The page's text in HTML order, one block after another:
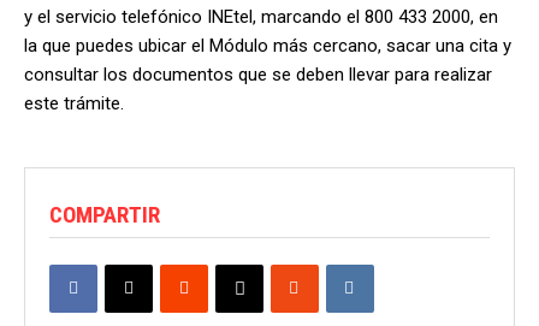
y el servicio telefónico INEtel, marcando el 800 433 2000, en
la que puedes ubicar el Módulo más cercano, sacar una cita y
consultar los documentos que se deben llevar para realizar
este trámite.
COMPARTIR